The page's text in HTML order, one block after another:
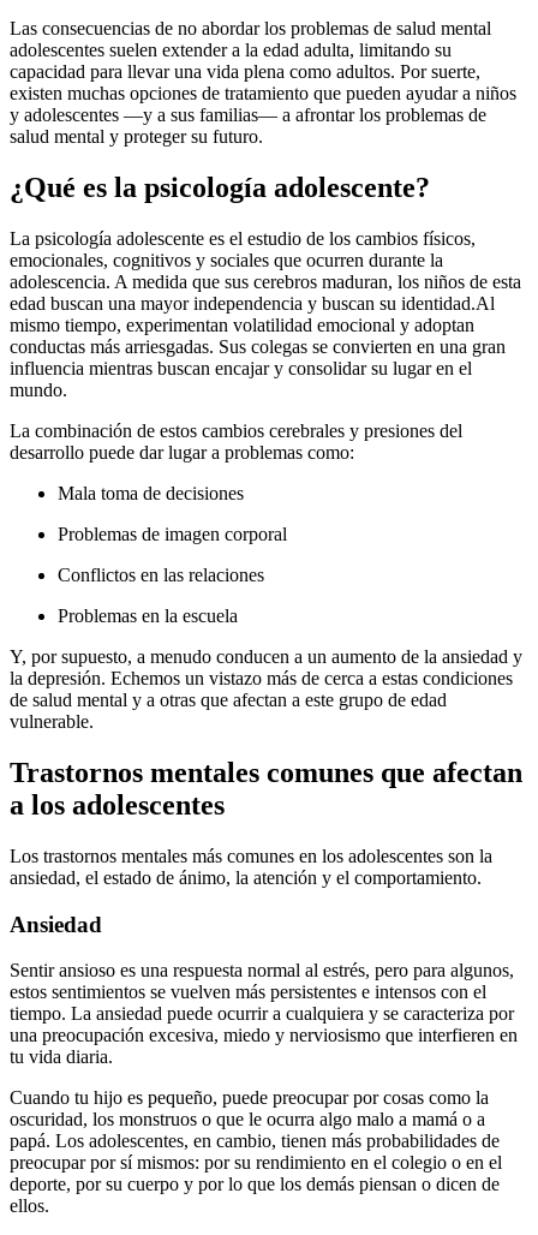
Las consecuencias de no abordar los problemas de salud mental
adolescentes suelen extender a la edad adulta, limitando su
capacidad para llevar una vida plena como adultos. Por suerte,
existen muchas opciones de tratamiento que pueden ayudar a niños
y adolescentes —y a sus familias— a afrontar los problemas de
salud mental y proteger su futuro.
¿Qué es la psicología adolescente?
La psicología adolescente es el estudio de los cambios físicos,
emocionales, cognitivos y sociales que ocurren durante la
adolescencia. A medida que sus cerebros maduran, los niños de esta
edad buscan una mayor independencia y buscan su identidad.Al
mismo tiempo, experimentan volatilidad emocional y adoptan
conductas más arriesgadas. Sus colegas se convierten en una gran
influencia mientras buscan encajar y consolidar su lugar en el
mundo.
La combinación de estos cambios cerebrales y presiones del
desarrollo puede dar lugar a problemas como:
Mala toma de decisiones
Problemas de imagen corporal
Conflictos en las relaciones
Problemas en la escuela
Y, por supuesto, a menudo conducen a un aumento de la ansiedad y
la depresión. Echemos un vistazo más de cerca a estas condiciones
de salud mental y a otras que afectan a este grupo de edad
vulnerable.
Trastornos mentales comunes que afectan
a los adolescentes
Los trastornos mentales más comunes en los adolescentes son la
ansiedad, el estado de ánimo, la atención y el comportamiento.
Ansiedad
Sentir ansioso es una respuesta normal al estrés, pero para algunos,
estos sentimientos se vuelven más persistentes e intensos con el
tiempo. La ansiedad puede ocurrir a cualquiera y se caracteriza por
una preocupación excesiva, miedo y nerviosismo que interfieren en
tu vida diaria.
Cuando tu hijo es pequeño, puede preocupar por cosas como la
oscuridad, los monstruos o que le ocurra algo malo a mamá o a
papá. Los adolescentes, en cambio, tienen más probabilidades de
preocupar por sí mismos: por su rendimiento en el colegio o en el
deporte, por su cuerpo y por lo que los demás piensan o dicen de
ellos.